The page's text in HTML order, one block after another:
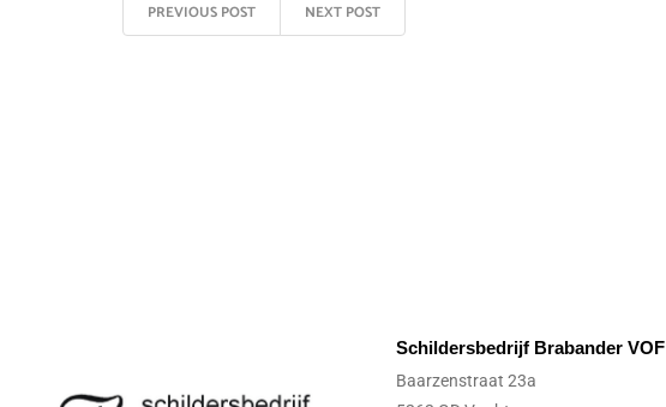
PREVIOUS POST NEXT POST
Schildersbedrijf Brabander VOF
Baarzenstraat 23a